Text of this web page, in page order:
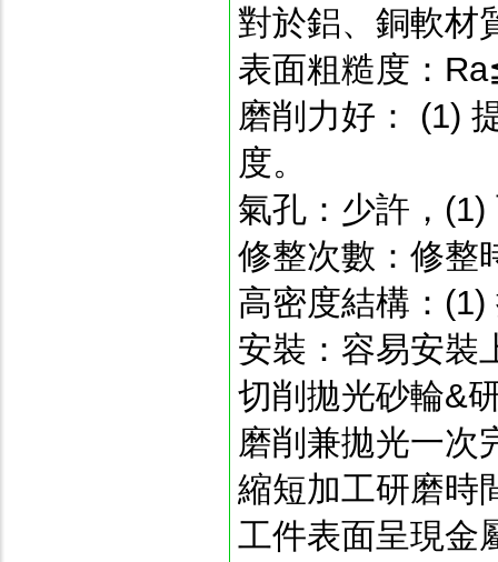
對於鋁、銅軟材
表面粗糙度：
磨削力好： (1)
度。
氣孔：少許，
修整次數：修整
高密度結構：
安裝：容易安裝
切削拋光砂輪&
磨削兼拋光一次
縮短加工研磨時
工件表面呈現金